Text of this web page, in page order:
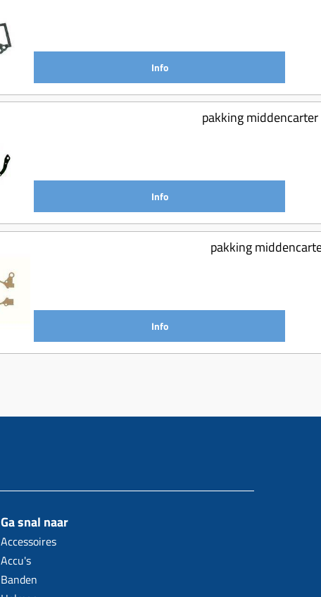
Info
pakking
Info
pakking
Info
Ga snal naar
Accessoires
Accu's
Banden